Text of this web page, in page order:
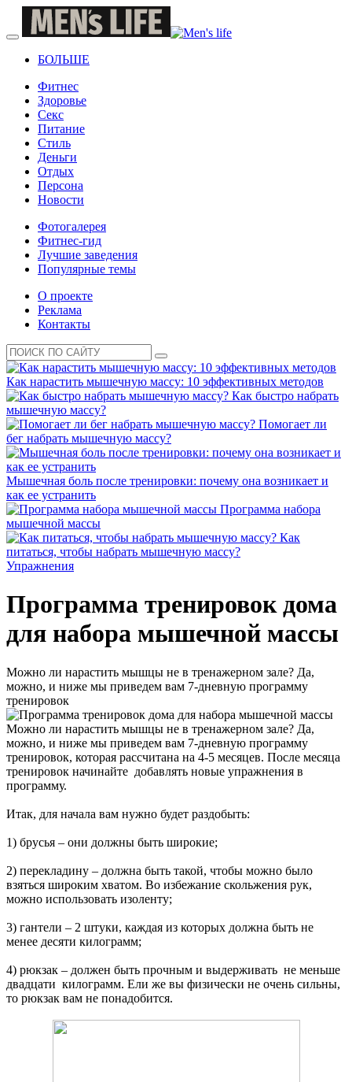
БОЛЬШЕ
Фитнес
Здоровье
Секс
Питание
Стиль
Деньги
Отдых
Персона
Новости
Фотогалерея
Фитнес-гид
Лучшие заведения
Популярные темы
О проекте
Реклама
Контакты
Как нарастить мышечную массу: 10 эффективных методов
Как быстро набрать
мышечную массу?
Помогает ли
бег набрать мышечную массу?
Мышечная боль после тренировки: почему она возникает и
как ее устранить
Программа набора
мышечной массы
Как
питаться, чтобы набрать мышечную массу?
Упражнения
Программа тренировок дома
для набора мышечной массы
Можно ли нарастить мышцы не в тренажерном зале? Да,
можно, и ниже мы приведем вам 7-дневную программу
тренировок
Можно ли нарастить мышцы не в тренажерном зале? Да,
можно, и ниже мы приведем вам 7-дневную программу
тренировок, которая рассчитана на 4-5 месяцев. После месяца
тренировок начинайте добавлять новые упражнения в
программу.
Итак, для начала вам нужно будет раздобыть:
1) брусья – они должны быть широкие;
2) перекладину – должна быть такой, чтобы можно было
взяться широким хватом. Во избежание скольжения рук,
можно использовать изоленту;
3) гантели – 2 штуки, каждая из которых должна быть не
менее десяти килограмм;
4) рюкзак – должен быть прочным и выдерживать не меньше
двадцати килограмм. Ели же вы физически не очень сильны,
то рюкзак вам не понадобится.